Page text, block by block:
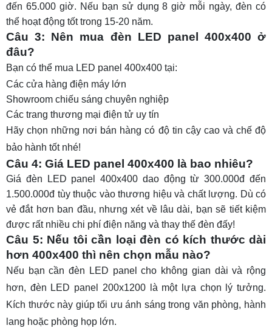
đến 65.000 giờ. Nếu bạn sử dụng 8 giờ mỗi ngày, đèn có
thể hoạt động tốt trong 15-20 năm.
Câu 3: Nên mua đèn LED panel 400x400 ở
đâu?
Bạn có thể mua LED panel 400x400 tại:
Các cửa hàng điện máy lớn
Showroom chiếu sáng chuyên nghiệp
Các trang thương mại điện tử uy tín
Hãy chọn những nơi bán hàng có độ tin cậy cao và chế độ
bảo hành tốt nhé!
Câu 4: Giá LED panel 400x400 là bao nhiêu?
Giá đèn LED panel 400x400 dao động từ 300.000đ đến
1.500.000đ tùy thuộc vào thương hiệu và chất lượng. Dù có
vẻ đắt hơn ban đầu, nhưng xét về lâu dài, bạn sẽ tiết kiệm
được rất nhiều chi phí điện năng và thay thế đèn đấy!
Câu 5: Nếu tôi cần loại đèn có kích thước dài
hơn 400x400 thì nên chọn mẫu nào?
Nếu bạn cần đèn LED panel cho không gian dài và rộng
hơn, đèn LED panel 200x1200là một lựa chọn lý tưởng.
Kích thước này giúp tối ưu ánh sáng trong văn phòng, hành
lang hoặc phòng họp lớn.